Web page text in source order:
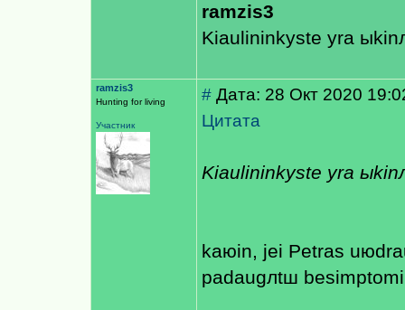
ramzis3
Kiaulininkyste yra
ramzis3
Hunting for living
Участник
# Дата: 28 Окт 2020
Цитата
Kiaulininkyste yra
kaюin, jei Petras
padaugлtш